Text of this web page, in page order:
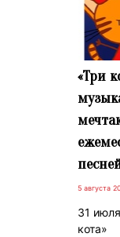
«Три
5 августа
31